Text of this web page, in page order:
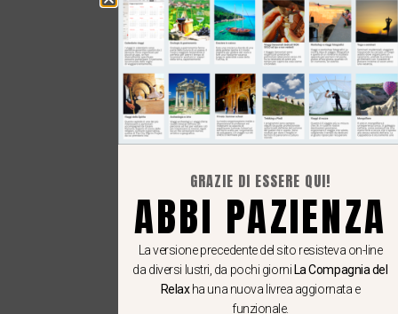
GRAZIE DI ESSERE QUI!
ABBI PAZIENZA
La versione precedente del sito resisteva on-line
da diversi lustri, da pochi giorni La Compagnia del
Relaxha una nuova livrea aggiornata e
funzionale.